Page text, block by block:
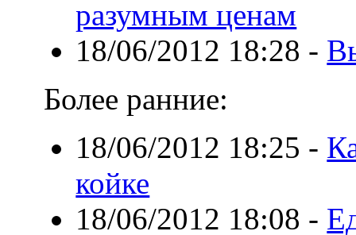
разумным ценам
18/06/2012 18:28 -
Более ранние:
18/06/2012 18:25 -
койке
18/06/2012 18:08 -